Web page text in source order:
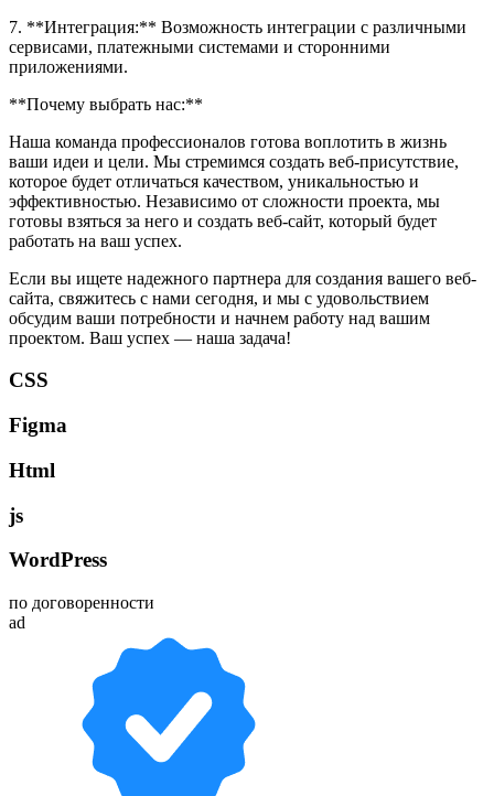
7. **Интеграция:** Возможность интеграции с различными
сервисами, платежными системами и сторонними
приложениями.
**Почему выбрать нас:**
Наша команда профессионалов готова воплотить в жизнь
ваши идеи и цели. Мы стремимся создать веб-присутствие,
которое будет отличаться качеством, уникальностью и
эффективностью. Независимо от сложности проекта, мы
готовы взяться за него и создать веб-сайт, который будет
работать на ваш успех.
Если вы ищете надежного партнера для создания вашего веб-
сайта, свяжитесь с нами сегодня, и мы с удовольствием
обсудим ваши потребности и начнем работу над вашим
проектом. Ваш успех — наша задача!
CSS
Figma
Html
js
WordPress
по договоренности
ad